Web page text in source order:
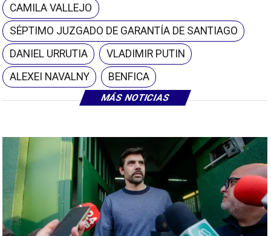
MÁS NOTICIAS
CAMILA VALLEJO
SÉPTIMO JUZGADO DE GARANTÍA DE SANTIAGO
DANIEL URRUTIA
VLADIMIR PUTIN
ALEXEI NAVALNY
BENFICA